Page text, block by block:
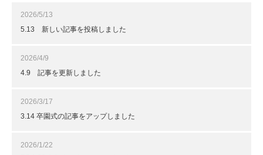
2026/5/13
5.13 新しい記事を投稿しました
2026/4/9
4.9 記事を更新しました
2026/3/17
3.14 卒園式の記事をアップしました
2026/1/22